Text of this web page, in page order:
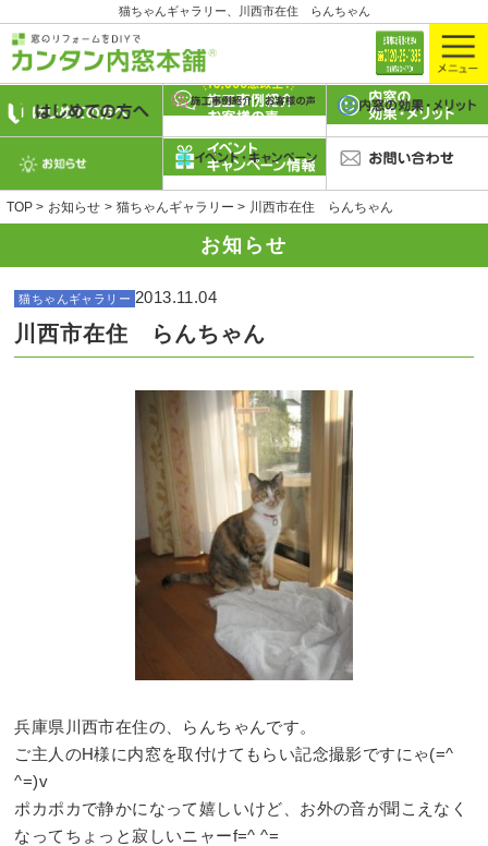
猫ちゃんギャラリー、川西市在住 らんちゃん
お知らせ
TOP お知らせ 猫ちゃんギャラリー 川西市在住 らんちゃん
猫ちゃんギャラリー 2013.11.04
川西市在住 らんちゃん
兵庫県川西市在住の、らんちゃんです。
ご主人のH様に内窓を取付けてもらい記念撮影ですにゃ(=^
^=)v
ポカポカで静かになって嬉しいけど、お外の音が聞こえなく
なってちょっと寂しいニャーf=^ ^=